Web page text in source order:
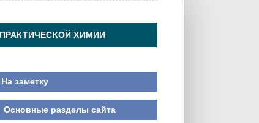
ХИМИИ
На заметку
Основные разделы сайта